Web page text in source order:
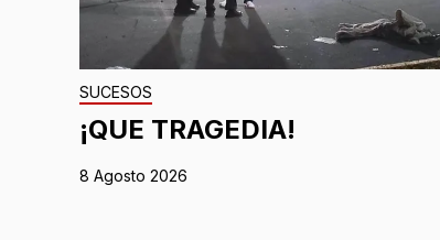
SUCESOS
¡QUE TRAGEDIA!
8 Agosto 2026